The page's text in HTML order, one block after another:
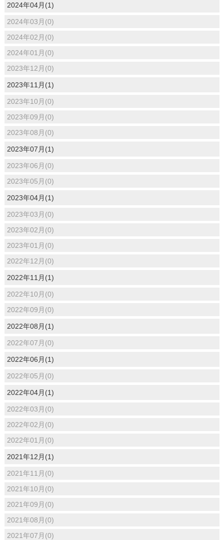
2024年04月(1)
2024年03月(0)
2024年02月(0)
2024年01月(0)
2023年12月(0)
2023年11月(1)
2023年10月(0)
2023年09月(0)
2023年08月(0)
2023年07月(1)
2023年06月(0)
2023年05月(0)
2023年04月(1)
2023年03月(0)
2023年02月(0)
2023年01月(0)
2022年12月(0)
2022年11月(1)
2022年10月(0)
2022年09月(0)
2022年08月(1)
2022年07月(0)
2022年06月(1)
2022年05月(0)
2022年04月(1)
2022年03月(0)
2022年02月(0)
2022年01月(0)
2021年12月(1)
2021年11月(0)
2021年10月(0)
2021年09月(0)
2021年08月(0)
2021年07月(0)